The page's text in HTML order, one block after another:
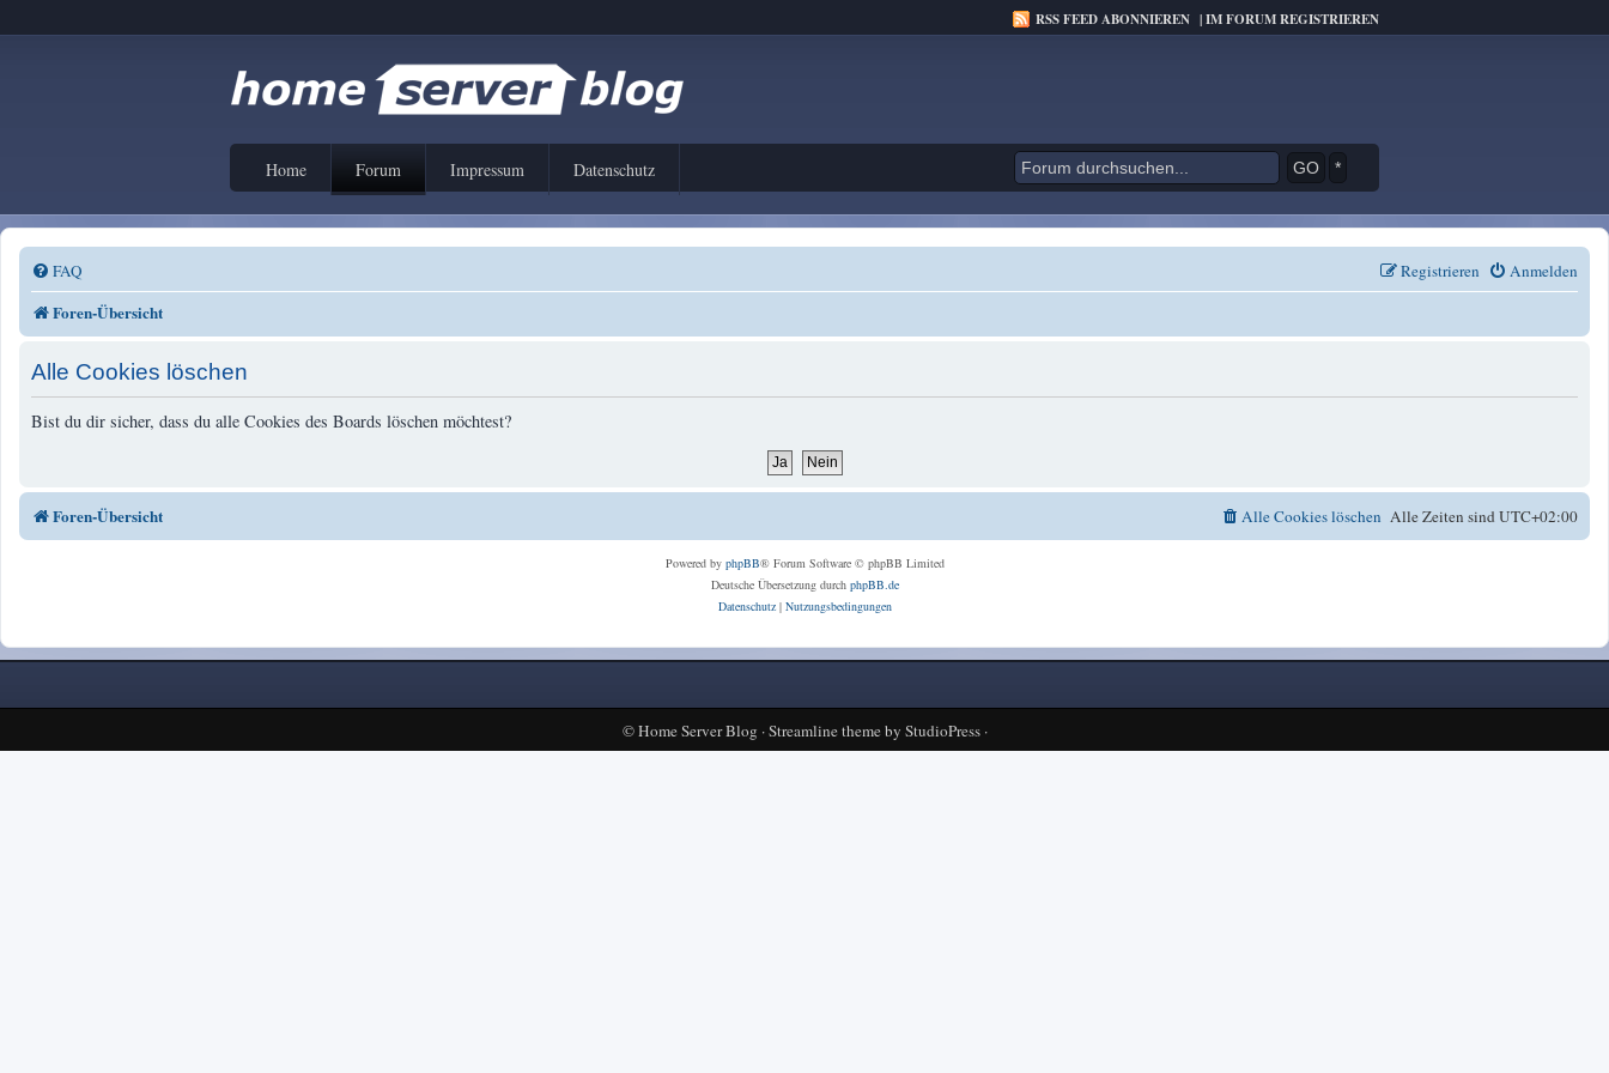
RSS FEED ABONNIEREN |IM FORUM REGISTRIEREN
Home Forum Impressum Datenschutz *
FAQ Anmelden
Registrieren
Foren-Übersicht
Alle Cookies löschen
Bist du dir sicher, dass du alle Cookies des Boards löschen möchtest?
Foren-Übersicht Alle Zeiten sindUTC+02:00
Alle Cookies löschen
Powered by phpBB® Forum Software © phpBB Limited
Deutsche Übersetzung durch phpBB.de
Datenschutz| Nutzungsbedingungen
©Home Server Blog ·Streamline themeby StudioPress·